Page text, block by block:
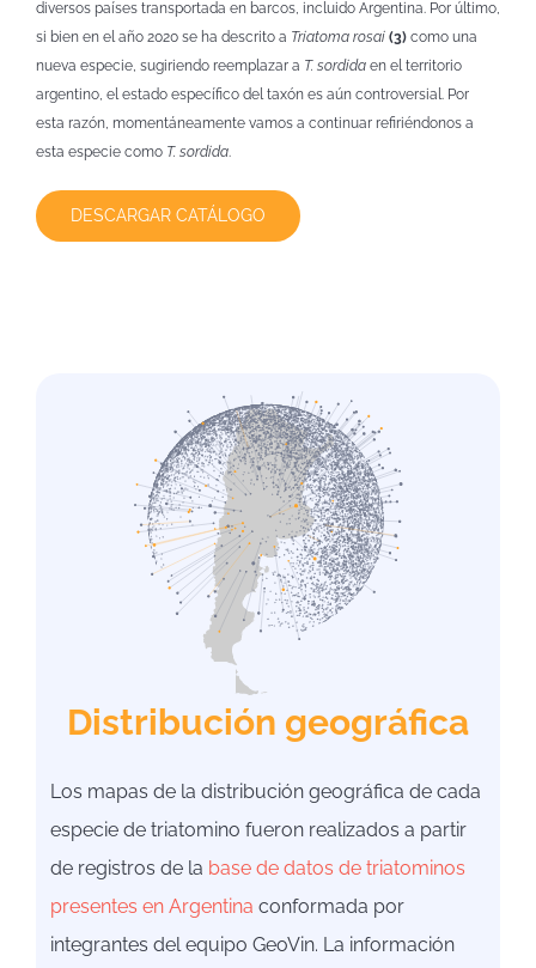
diversos países transportada en barcos, incluido Argentina. Por último,
si bien en el año 2020 se ha descrito a Triatoma rosai (3)como una
nueva especie, sugiriendo reemplazar a T. sordidaen el territorio
argentino, el estado específico del taxón es aún controversial. Por
esta razón, momentáneamente vamos a continuar refiriéndonos a
esta especie como T. sordida.
DESCARGAR CATÁLOGO
Distribución geográfica
Los mapas de la distribución geográfica de cada
especie de triatomino fueron realizados a partir
de registros de la base de datos de triatominos
presentes en Argentina conformada por
integrantes del equipo GeoVin. La información